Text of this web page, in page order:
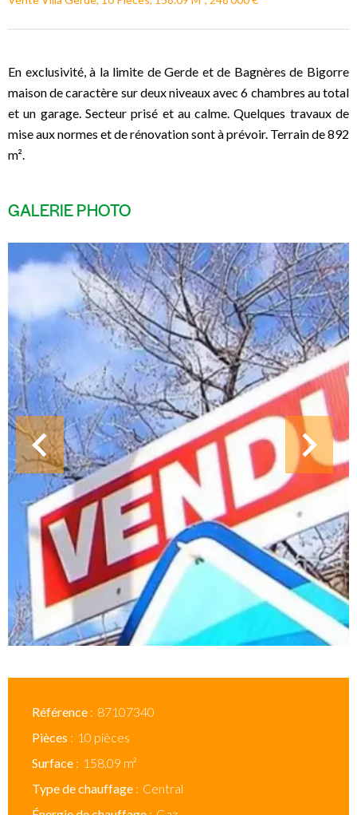
En exclusivité, à la limite de Gerde et de Bagnères de Bigorre
maison de caractère sur deux niveaux avec 6 chambres au total
et un garage. Secteur prisé et au calme. Quelques travaux de
mise aux normes et de rénovation sont à prévoir. Terrain de 892
m².
GALERIE PHOTO
Référence
87107340
Pièces
10 pièces
Surface
158.09 m²
Type de chauffage
Central